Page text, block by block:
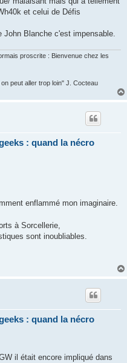
et celui de Défis
Blanche c'est impensable.
proscrite : Bienvenue chez les
peut aller trop loin" J. Cocteau
: quand la nécro
enflammé mon imaginaire.
à Sorcellerie,
sont inoubliables.
: quand la nécro
il était encore impliqué dans